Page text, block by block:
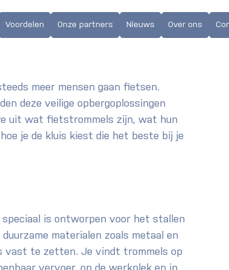
Voordelen Onze partners Nieuws Over ons
over
meer mensen gaan fietsen.
deze veilige opbergoplossingen
uit wat fietstrommels zijn, wat hun
je de kluis kiest die het beste bij je
is ontworpen voor het stallen
materialen zoals metaal en
vast te zetten. Je vindt trommels op